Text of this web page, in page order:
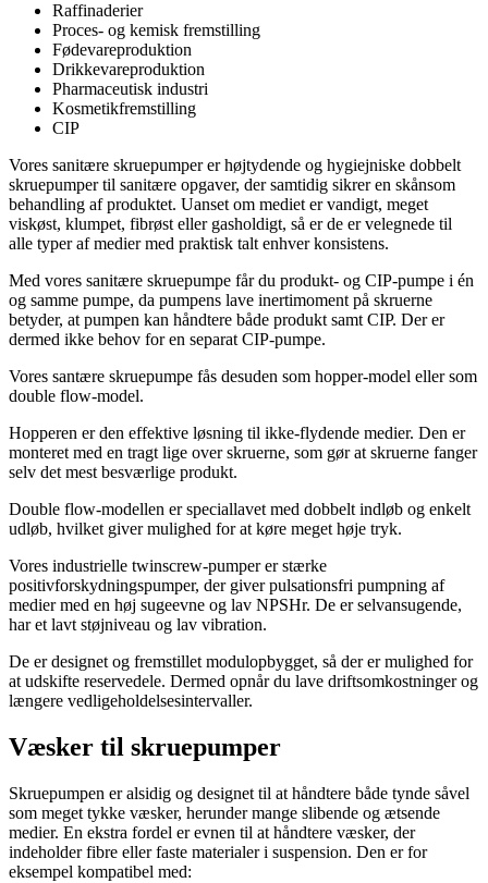
Raffinaderier
Proces- og kemisk fremstilling
Fødevareproduktion
Drikkevareproduktion
Pharmaceutisk industri
Kosmetikfremstilling
CIP
Vores sanitære skruepumper er højtydende og hygiejniske dobbelt
skruepumper til sanitære opgaver, der samtidig sikrer en skånsom
behandling af produktet. Uanset om mediet er vandigt, meget
viskøst, klumpet, fibrøst eller gasholdigt, så er de er velegnede til
alle typer af medier med praktisk talt enhver konsistens.
Med vores sanitære skruepumpe får du produkt- og CIP-pumpe i én
og samme pumpe, da pumpens lave inertimoment på skruerne
betyder, at pumpen kan håndtere både produkt samt CIP. Der er
dermed ikke behov for en separat CIP-pumpe.
Vores santære skruepumpe fås desuden som hopper-model eller som
double flow-model.
Hopperen er den effektive løsning til ikke-flydende medier. Den er
monteret med en tragt lige over skruerne, som gør at skruerne fanger
selv det mest besværlige produkt.
Double flow-modellen er speciallavet med dobbelt indløb og enkelt
udløb, hvilket giver mulighed for at køre meget høje tryk.
Vores industrielle twinscrew-pumper er stærke
positivforskydningspumper, der giver pulsationsfri pumpning af
medier med en høj sugeevne og lav NPSHr. De er selvansugende,
har et lavt støjniveau og lav vibration.
De er designet og fremstillet modulopbygget, så der er mulighed for
at udskifte reservedele. Dermed opnår du lave driftsomkostninger og
længere vedligeholdelsesintervaller.
Væsker til skruepumper
Skruepumpen er alsidig og designet til at håndtere både tynde såvel
som meget tykke væsker, herunder mange slibende og ætsende
medier. En ekstra fordel er evnen til at håndtere væsker, der
indeholder fibre eller faste materialer i suspension. Den er for
eksempel kompatibel med: